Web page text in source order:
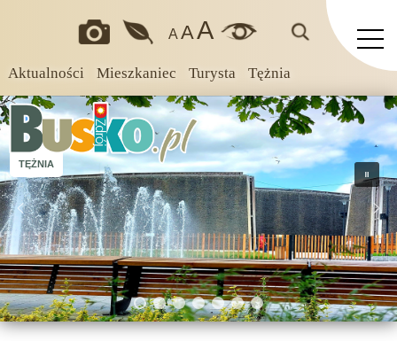
Aktualności Mieszkaniec Turysta Tężnia
A AA
TĘŻNIA